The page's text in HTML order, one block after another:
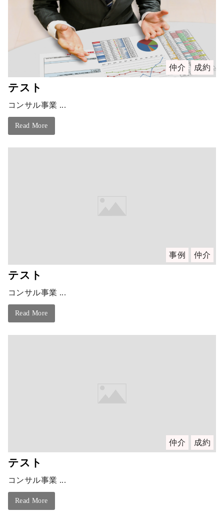
仲介 成約
テスト
コンサル事業 ...
Read More
事例 仲介
テスト
コンサル事業 ...
Read More
仲介 成約
テスト
コンサル事業 ...
Read More